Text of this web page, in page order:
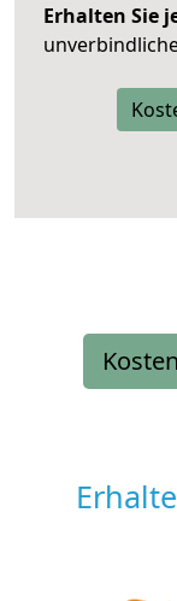
Erhalten Sie